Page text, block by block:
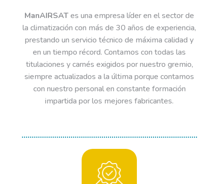
ManAIRSATes una empresa líder en el sector de
la climatización con más de 30 años de experiencia,
prestando un servicio técnico de máxima calidad y
en un tiempo récord. Contamos con todas las
titulaciones y carnés exigidos por nuestro gremio,
siempre actualizados a la última porque contamos
con nuestro personal en constante formación
impartida por los mejores fabricantes.